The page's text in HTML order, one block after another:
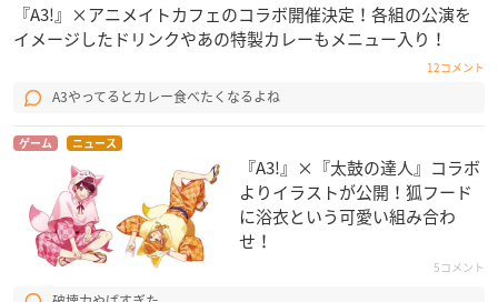
『A3!』×アニメイトカフェのコラボ開催決定！各組の公演を
イメージしたドリンクやあの特製カレーもメニュー入り！
12コメント
A3やってるとカレー食べたくなるよね
ゲーム ニュース
『A3!』×『太鼓の達人』コラボ
よりイラストが公開！狐フード
に浴衣という可愛い組み合わ
せ！
5コメント